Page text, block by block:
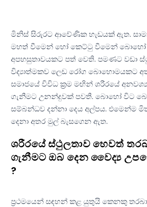
මිනිස් සිරුරට ආවේණික හැඩයක් ඇත.
මහත් වීමෙන් හෝ කෙට්ටු වීමෙන් බොහෝ
අපහසුතාවයකට පත් වෙති. පමණට වඩා
විද්‍යාත්මකව ලෙඩ රෝග බොහොමයකට
සමාජයේ විවිධ ක්‍රම මඟින් ශරීරයේ
ගැනීමට උනන්දුවක් පවතී. බොහෝ විට
සම්බන්ධව දන්නා දෙය අල්පය. එමෙන්ම
දෙනා අතර මුල් බැසගෙන ඇත.
ශරීරයේ ස්ථුලතාව හෙවත්
ගැනීමට ඔබ දෙන වෛද්‍ය
?
ප්‍රථමයෙන් සඳහන් කළ යුතුයි කෙනකු